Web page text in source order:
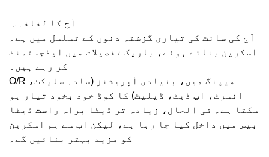
آج کا لفافہ۔
آج کی سائٹ کی تیاری گزشتہ دنوں کے تسلسل میں ہے۔
اسکرین بناتے ہوئے، باریک تفصیلات میں ایڈجسٹمنٹ
کر رہے ہیں۔
O/R میپنگ میں، بنیادی آپریشنز (سادہ سلیکٹ،
انسرٹ، اپ ڈیٹ، ڈیلیٹ) کا کوڈ خود بخود تیار ہو
سکتا ہے۔ فی الحال، زیادہ تر ڈیٹا براہ راست ڈیٹا
بیس میں داخل کیا جا رہا ہے، لیکن اب سے ہم اسکرین
کو مزید بہتر بنائیں گے۔